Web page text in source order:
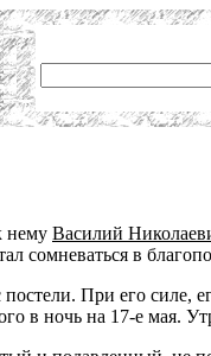
нему Василий
сомневаться в
При его силе,
в ночь на 17-е мая.